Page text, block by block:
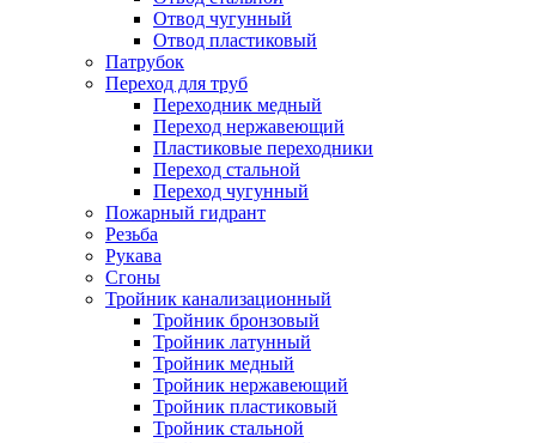
Отвод чугунный
Отвод пластиковый
Патрубок
Переход для труб
Переходник медный
Переход нержавеющий
Пластиковые переходники
Переход стальной
Переход чугунный
Пожарный гидрант
Резьба
Рукава
Сгоны
Тройник канализационный
Тройник бронзовый
Тройник латунный
Тройник медный
Тройник нержавеющий
Тройник пластиковый
Тройник стальной